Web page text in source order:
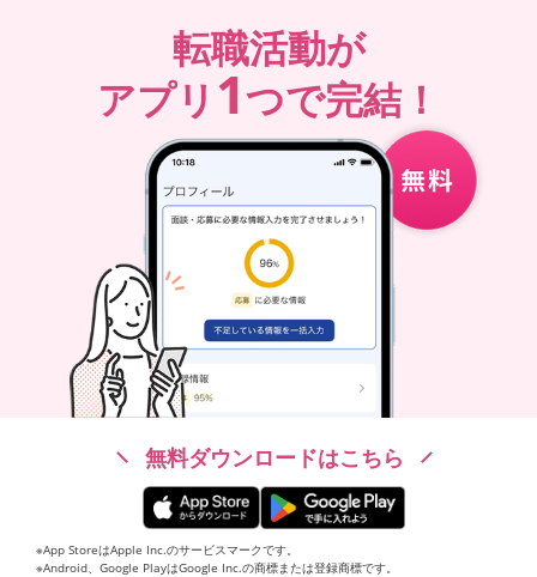
転職活動が
アプリ 1つで完結！
無料ダウンロードはこちら
※App StoreはApple Inc.のサービスマークです。
※Android、Google PlayはGoogle Inc.の商標または登録商標です。